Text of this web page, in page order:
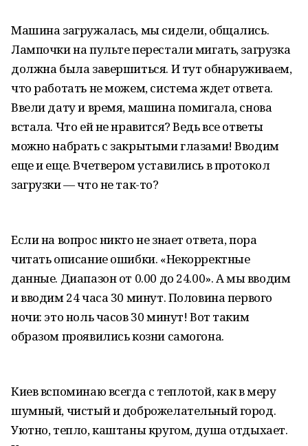
Машина загружалась, мы сидели, общались.
Лампочки на пульте перестали мигать, загрузка
должна была завершиться. И тут обнаруживаем,
что работать не можем, система ждет ответа.
Ввели дату и время, машина помигала, снова
встала. Что ей не нравится? Ведь все ответы
можно набрать с закрытыми глазами! Вводим
еще и еще. Вчетвером уставились в протокол
загрузки — что не так-то?
Если на вопрос никто не знает ответа, пора
читать описание ошибки. «Некорректные
данные. Диапазон от 0.00 до 24.00». А мы вводим
и вводим 24 часа 30 минут. Половина первого
ночи: это ноль часов 30 минут! Вот таким
образом проявились козни самогона.
Киев вспоминаю всегда с теплотой, как в меру
шумный, чистый и доброжелательный город.
Уютно, тепло, каштаны кругом, душа отдыхает.